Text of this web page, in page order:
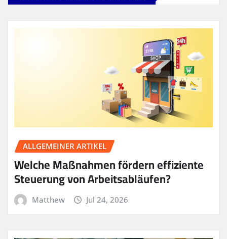
ALLGEMEINER ARTIKEL
Welche Maßnahmen fördern effiziente
Steuerung von Arbeitsabläufen?
Matthew Jul 24, 2026